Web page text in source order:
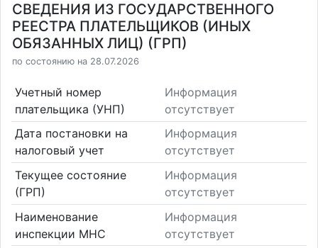
СВЕДЕНИЯ ИЗ ГОСУДАРСТВЕННОГО
РЕЕСТРА ПЛАТЕЛЬЩИКОВ (ИНЫХ
ОБЯЗАННЫХ ЛИЦ) (ГРП)
по состоянию на 28.07.2026
Учетный номер
плательщика (УНП)
Информация
отсутствует
Дата постановки на
налоговый учет
Информация
отсутствует
Текущее состояние
(ГРП)
Информация
отсутствует
Наименование
инспекции МНС
Информация
отсутствует